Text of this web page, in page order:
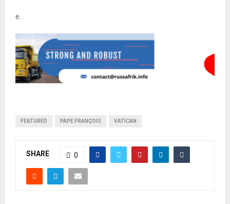
e.
FEATURED PAPE FRANÇOIS VATICAN
SHARE 0